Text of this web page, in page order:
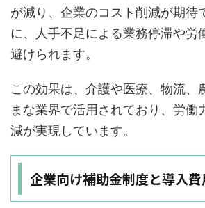
が減り、企業のコスト削減が期待
に、人手不足による業務停滞や労
避けられます。
この効果は、介護や医療、物流、
まな業界で活用されており、労働
減が実現しています。
企業向け補助金制度と導入